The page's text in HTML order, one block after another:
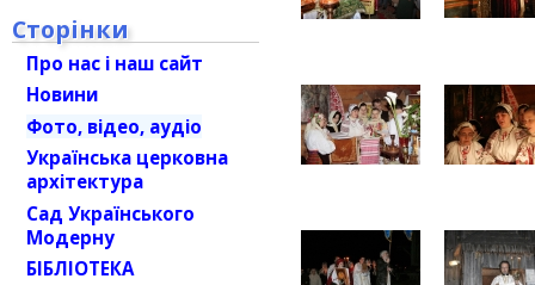
Сторінки
Про нас і наш сайт
Новини
Фото, відео, аудіо
Українська церковна
архітектура
Сад Українського
Модерну
БІБЛІОТЕКА